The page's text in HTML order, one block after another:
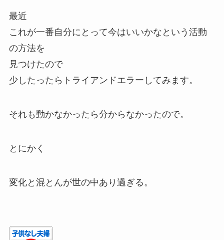
最近
これが一番自分にとって今はいいかなという活動
の方法を
見つけたので
少したったらトライアンドエラーしてみます。
それも動かなかったら分からなかったので。
とにかく
変化と混とんが世の中あり過ぎる。